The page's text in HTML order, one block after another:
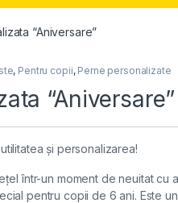
“Aniversare”
, Pentru copii, Perne personalizate
“Aniversare”
și personalizarea!
într-un moment de neuitat cu
pentru copii de 6 ani. Este